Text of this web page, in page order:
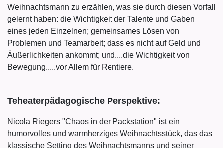
Weihnachtsmann zu erzählen, was sie durch diesen Vorfall
gelernt haben: die Wichtigkeit der Talente und Gaben
eines jeden Einzelnen; gemeinsames Lösen von
Problemen und Teamarbeit; dass es nicht auf Geld und
Äußerlichkeiten ankommt; und....die Wichtigkeit von
Bewegung.....vor Allem für Rentiere.
Teheaterpädagogische Perspektive:
Nicola Riegers "Chaos in der Packstation" ist ein
humorvolles und warmherziges Weihnachtsstück, das das
klassische Setting des Weihnachtsmanns und seiner